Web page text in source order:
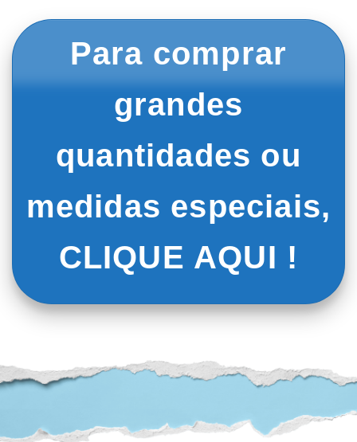
Para comprar
grandes
quantidades ou
medidas especiais,
CLIQUE AQUI !